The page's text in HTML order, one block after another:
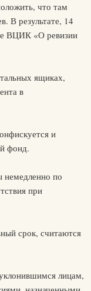
что там
В результате, 14
ВЦИК «О ревизии
ящиках,
в
и
фонд.
немедленно по
при
срок, считаются
лицам,